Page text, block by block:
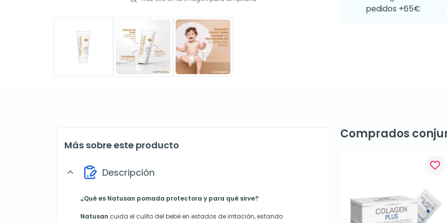
pedidos +65€
Más sobre este producto
expand_more Descripción
¿Qué es Natusan pomada protectora y para qué sirve?
Natusan cuida el culito del bebé en estados de irritación, estando
Comprados
favorite_border